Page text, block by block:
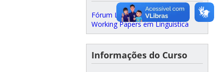
Fórum Linguístico
Working Papers em Linguística
Informações do Curso